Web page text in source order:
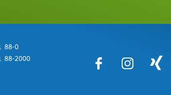
88-0
88-2000